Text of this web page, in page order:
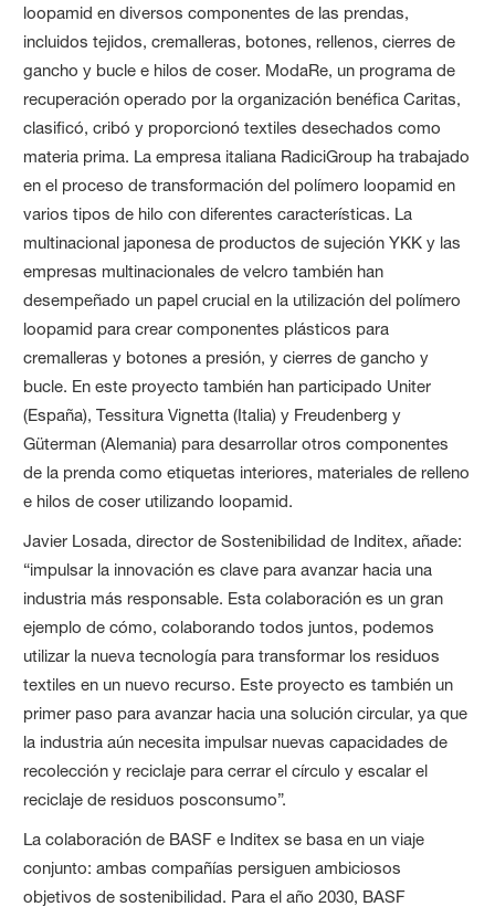
loopamid en diversos componentes de las prendas,
incluidos tejidos, cremalleras, botones, rellenos, cierres de
gancho y bucle e hilos de coser. ModaRe, un programa de
recuperación operado por la organización benéfica Caritas,
clasificó, cribó y proporcionó textiles desechados como
materia prima. La empresa italiana RadiciGroup ha trabajado
en el proceso de transformación del polímero loopamid en
varios tipos de hilo con diferentes características. La
multinacional japonesa de productos de sujeción YKK y las
empresas multinacionales de velcro también han
desempeñado un papel crucial en la utilización del polímero
loopamid para crear componentes plásticos para
cremalleras y botones a presión, y cierres de gancho y
bucle. En este proyecto también han participado Uniter
(España), Tessitura Vignetta (Italia) y Freudenberg y
Güterman (Alemania) para desarrollar otros componentes
de la prenda como etiquetas interiores, materiales de relleno
e hilos de coser utilizando loopamid.
Javier Losada, director de Sostenibilidad de Inditex, añade:
“impulsar la innovación es clave para avanzar hacia una
industria más responsable. Esta colaboración es un gran
ejemplo de cómo, colaborando todos juntos, podemos
utilizar la nueva tecnología para transformar los residuos
textiles en un nuevo recurso. Este proyecto es también un
primer paso para avanzar hacia una solución circular, ya que
la industria aún necesita impulsar nuevas capacidades de
recolección y reciclaje para cerrar el círculo y escalar el
reciclaje de residuos posconsumo”.
La colaboración de BASF e Inditex se basa en un viaje
conjunto: ambas compañías persiguen ambiciosos
objetivos de sostenibilidad. Para el año 2030, BASF